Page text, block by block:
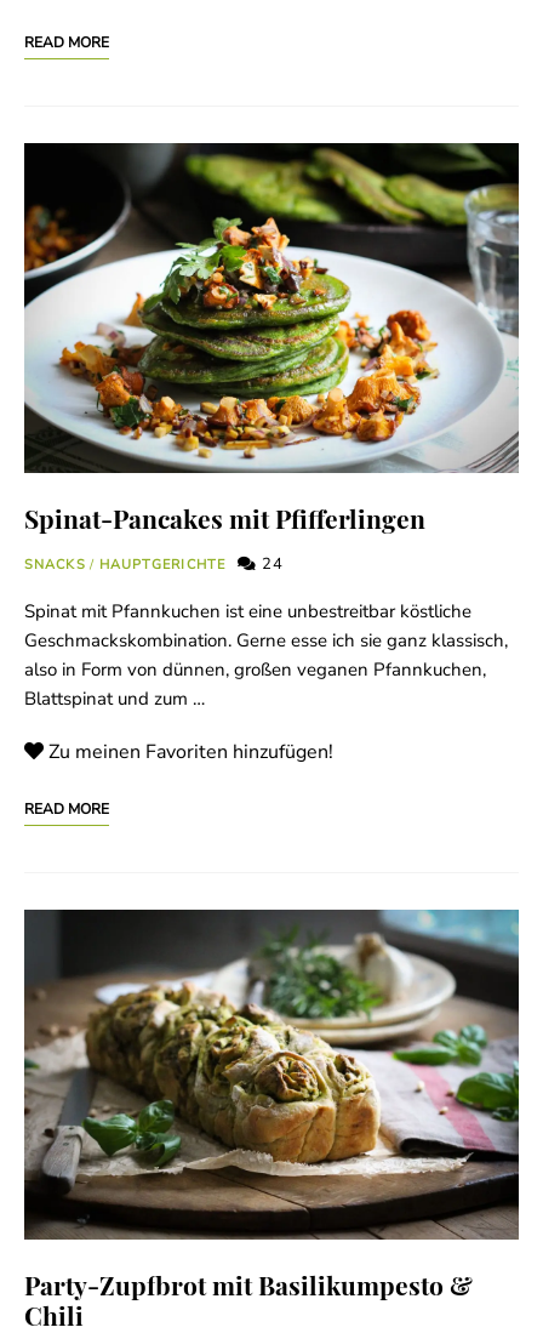
READ MORE
Spinat-Pancakes mit Pfifferlingen
SNACKS / HAUPTGERICHTE 24
Spinat mit Pfannkuchen ist eine unbestreitbar köstliche
Geschmackskombination. Gerne esse ich sie ganz klassisch,
also in Form von dünnen, großen veganen Pfannkuchen,
Blattspinat und zum …
Zu meinen Favoriten hinzufügen!
READ MORE
Party-Zupfbrot mit Basilikumpesto &
Chili